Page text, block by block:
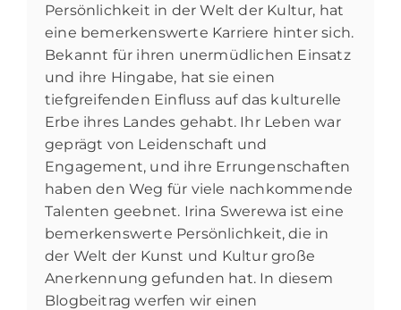
Persönlichkeit in der Welt der Kultur, hat
eine bemerkenswerte Karriere hinter sich.
Bekannt für ihren unermüdlichen Einsatz
und ihre Hingabe, hat sie einen
tiefgreifenden Einfluss auf das kulturelle
Erbe ihres Landes gehabt. Ihr Leben war
geprägt von Leidenschaft und
Engagement, und ihre Errungenschaften
haben den Weg für viele nachkommende
Talenten geebnet. Irina Swerewa ist eine
bemerkenswerte Persönlichkeit, die in
der Welt der Kunst und Kultur große
Anerkennung gefunden hat. In diesem
Blogbeitrag werfen wir einen